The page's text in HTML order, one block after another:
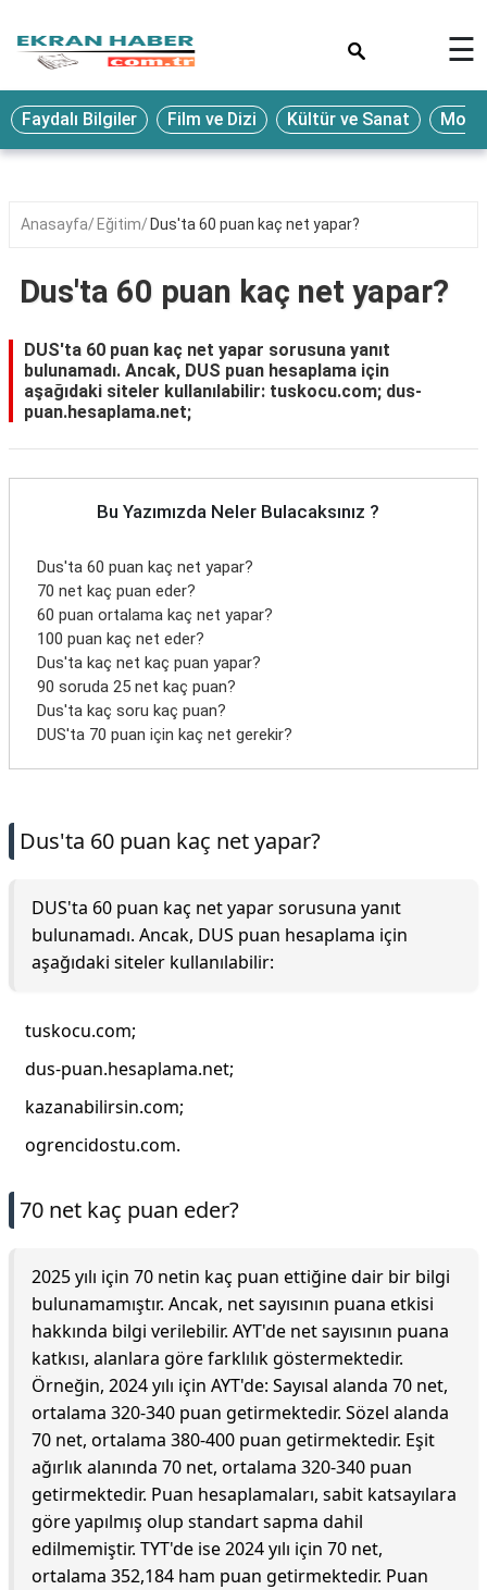
Eğitim
Ekonomi
Seyahat
Oyun
Yaşam
Hukuk
☰
Faydalı Bilgiler Film ve Dizi Kültür ve Sanat
Anasayfa Eğitim Dus'ta 60 puan kaç net yapar?
Dus'ta 60 puan kaç net yapar?
DUS'ta 60 puan kaç net yapar sorusuna yanıt
bulunamadı. Ancak, DUS puan hesaplama için
aşağıdaki siteler kullanılabilir: tuskocu.com; dus-
puan.hesaplama.net;
Bu Yazımızda Neler Bulacaksınız ?
Dus'ta 60 puan kaç net yapar?
70 net kaç puan eder?
60 puan ortalama kaç net yapar?
100 puan kaç net eder?
Dus'ta kaç net kaç puan yapar?
90 soruda 25 net kaç puan?
Dus'ta kaç soru kaç puan?
DUS'ta 70 puan için kaç net gerekir?
Dus'ta 60 puan kaç net yapar?
DUS'ta 60 puan kaç net yapar sorusuna yanıt
bulunamadı. Ancak, DUS puan hesaplama için
aşağıdaki siteler kullanılabilir:
tuskocu.com;
dus-puan.hesaplama.net;
kazanabilirsin.com;
ogrencidostu.com.
70 net kaç puan eder?
2025 yılı için 70 netin kaç puan ettiğine dair bir bilgi
bulunamamıştır. Ancak, net sayısının puana etkisi
hakkında bilgi verilebilir. AYT'de net sayısının puana
katkısı, alanlara göre farklılık göstermektedir.
Örneğin, 2024 yılı için AYT'de: Sayısal alanda 70 net,
ortalama 320-340 puan getirmektedir. Sözel alanda
70 net, ortalama 380-400 puan getirmektedir. Eşit
ağırlık alanında 70 net, ortalama 320-340 puan
getirmektedir. Puan hesaplamaları, sabit katsayılara
göre yapılmış olup standart sapma dahil
edilmemiştir. TYT'de ise 2024 yılı için 70 net,
ortalama 352,184 ham puan getirmektedir. Puan